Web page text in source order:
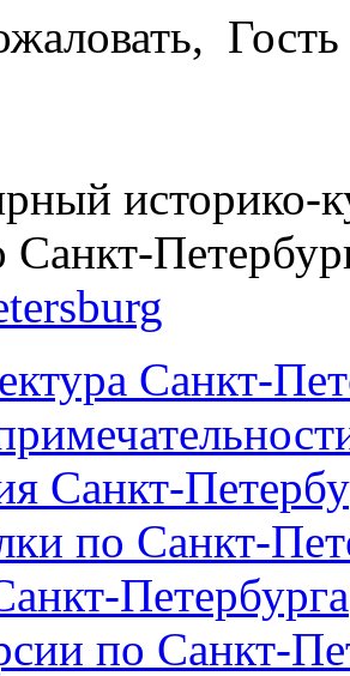
Гость
историко-
Санкт-
Санкт-
по Санкт-
Петербурга
по Санкт-